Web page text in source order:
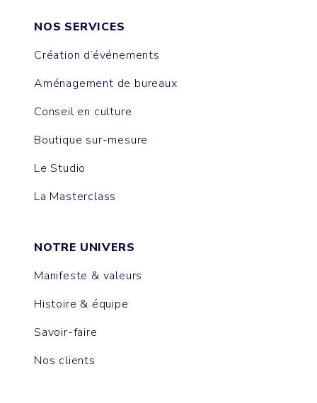
NOS SERVICES
Création d’événements
Aménagement de bureaux
Conseil en culture
Boutique sur-mesure
Le Studio
La Masterclass
NOTRE UNIVERS
Manifeste & valeurs
Histoire & équipe
Savoir-faire
Nos clients